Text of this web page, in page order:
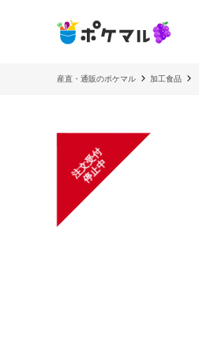
産直・通販のポケマル 加工食品
注
文
受
付
停
止
中